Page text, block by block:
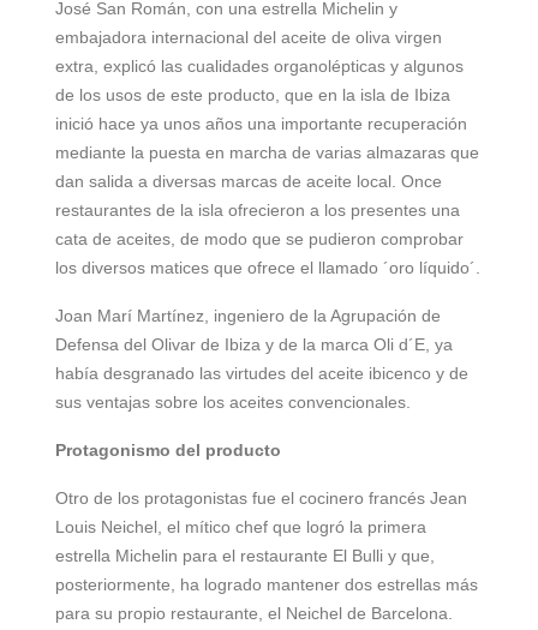
José San Román, con una estrella Michelin y
embajadora internacional del aceite de oliva virgen
extra, explicó las cualidades organolépticas y algunos
de los usos de este producto, que en la isla de Ibiza
inició hace ya unos años una importante recuperación
mediante la puesta en marcha de varias almazaras que
dan salida a diversas marcas de aceite local. Once
restaurantes de la isla ofrecieron a los presentes una
cata de aceites, de modo que se pudieron comprobar
los diversos matices que ofrece el llamado ´oro líquido´.
Joan Marí Martínez, ingeniero de la Agrupación de
Defensa del Olivar de Ibiza y de la marca Oli d´E, ya
había desgranado las virtudes del aceite ibicenco y de
sus ventajas sobre los aceites convencionales.
Protagonismo del producto
Otro de los protagonistas fue el cocinero francés Jean
Louis Neichel, el mítico chef que logró la primera
estrella Michelin para el restaurante El Bulli y que,
posteriormente, ha logrado mantener dos estrellas más
para su propio restaurante, el Neichel de Barcelona.